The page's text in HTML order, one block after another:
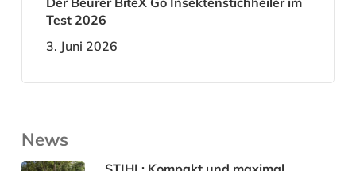
Test 2026
3. Juni 2026
News